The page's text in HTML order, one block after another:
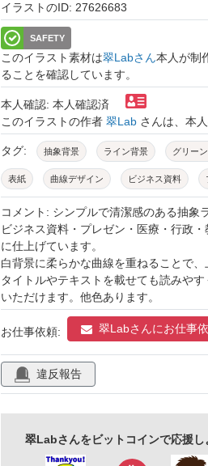
イラストのID: 27626683
SAFETY
このイラスト素材は翠Labさん本人が制
ることを確認しています。
本人確認: 本人確認済
このイラストの作者 翠Lab さんは、本
タグ: 抽象背景 ライン背景 グリー
表紙 曲線デザイン ビジネス資料
モダンデザイン クリーンデザイン 企
itデザイン テンプレート背景 波形ライ
スタイリッシュ 白背景 汎用背景
ライン 斜め
コメント: シンプルで清潔感のある抽象
ビジネス資料・プレゼン・医療・行政
に仕上げています。
白背景に柔らかな曲線を重ねることで、
タイトルやテキストを載せても読みや
いただけます。他色あります。
お仕事依頼: 翠Labさんにお仕事
違反報告
翠Labさんをビットコインで応援し